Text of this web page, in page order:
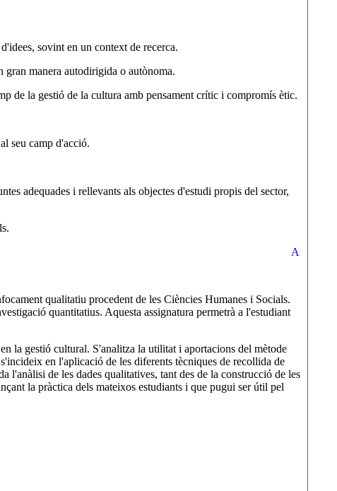
sovint en un context de recerca.
gran manera autodirigida o autònoma.
de la gestió de la cultura amb pensament crític i compromís ètic.
seu camp d'acció.
adequades i rellevants als objectes d'estudi propis del sector,
qualitatiu procedent de les Ciències Humanes i Socials.
quantitatius. Aquesta assignatura permetrà a l'estudiant
la gestió cultural. S'analitza la utilitat i aportacions del mètode
en l'aplicació de les diferents tècniques de recollida de
l'anàlisi de les dades qualitatives, tant des de la construcció de les
la pràctica dels mateixos estudiants i que pugui ser útil pel